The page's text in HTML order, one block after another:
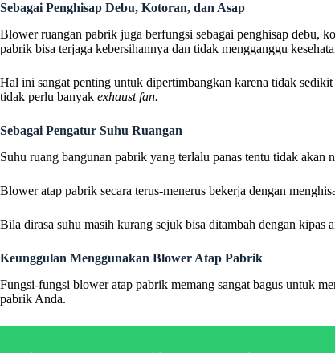
Sebagai Penghisap Debu, Kotoran, dan Asap
Blower ruangan pabrik juga berfungsi sebagai penghisap debu,
pabrik bisa terjaga kebersihannya dan tidak mengganggu
Hal ini sangat penting untuk dipertimbangkan karena tidak
tidak perlu banyak exhaust fan.
Sebagai Pengatur Suhu Ruangan
Suhu ruang bangunan pabrik yang terlalu panas tentu tidak akan
Blower atap pabrik secara terus-menerus bekerja dengan
Bila dirasa suhu masih kurang sejuk bisa ditambah dengan
Keunggulan Menggunakan Blower Atap Pabrik
Fungsi-fungsi blower atap pabrik memang sangat bagus untuk
pabrik Anda.